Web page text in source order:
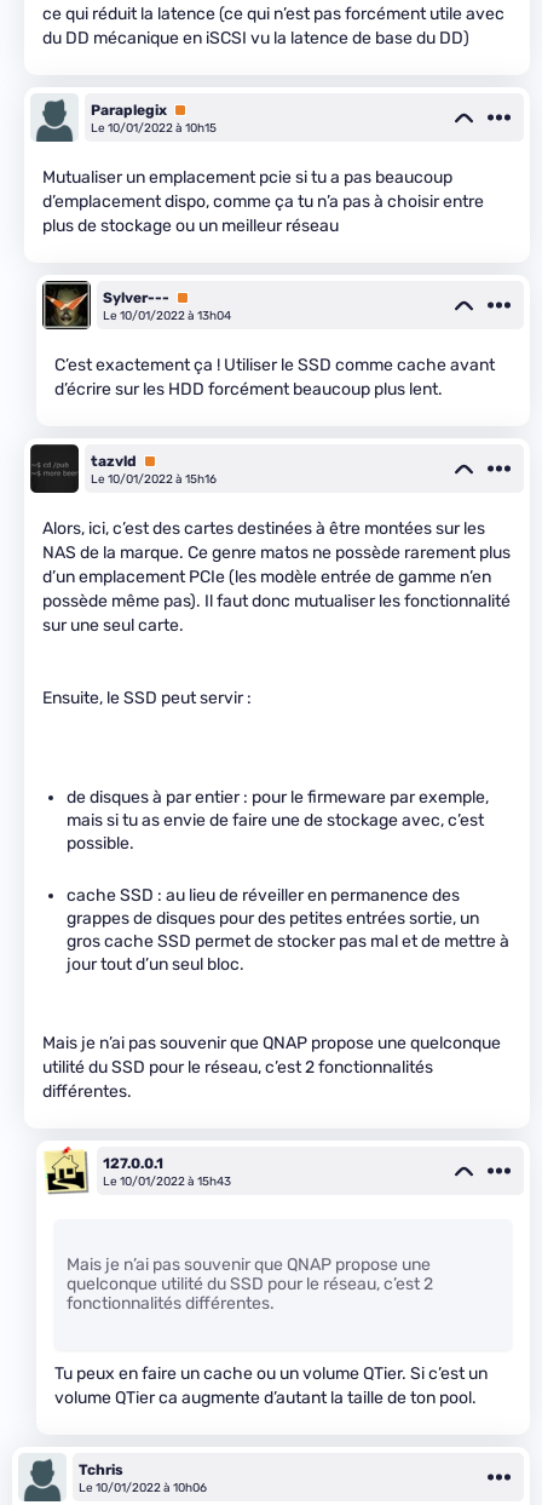
ce qui réduit la latence (ce qui n’est pas forcément utile avec
du DD mécanique en iSCSI vu la latence de base du DD)
Paraplegix Premium
Le 10/01/2022 à 10h15
Mutualiser un emplacement pcie si tu a pas beaucoup
d’emplacement dispo, comme ça tu n’a pas à choisir entre
plus de stockage ou un meilleur réseau
Sylver---
Premium
Le 10/01/2022 à 13h04
C’est exactement ça ! Utiliser le SSD comme cache avant
d’écrire sur les HDD forcément beaucoup plus lent.
tazvld
Premium
Le 10/01/2022 à 15h16
Alors, ici, c’est des cartes destinées à être montées sur les
NAS de la marque. Ce genre matos ne possède rarement plus
d’un emplacement PCIe (les modèle entrée de gamme n’en
possède même pas). Il faut donc mutualiser les fonctionnalité
sur une seul carte.
Ensuite, le SSD peut servir :
de disques à par entier : pour le firmeware par exemple,
mais si tu as envie de faire une de stockage avec, c’est
possible.
cache SSD : au lieu de réveiller en permanence des
grappes de disques pour des petites entrées sortie, un
gros cache SSD permet de stocker pas mal et de mettre à
jour tout d’un seul bloc.
Mais je n’ai pas souvenir que QNAP propose une quelconque
utilité du SSD pour le réseau, c’est 2 fonctionnalités
différentes.
127.0.0.1
Le 10/01/2022 à 15h43
Mais je n’ai pas souvenir que QNAP propose une
quelconque utilité du SSD pour le réseau, c’est 2
fonctionnalités différentes.
Tu peux en faire un cache ou un volume QTier. Si c’est un
volume QTier ca augmente d’autant la taille de ton pool.
Tchris
Le 10/01/2022 à 10h06